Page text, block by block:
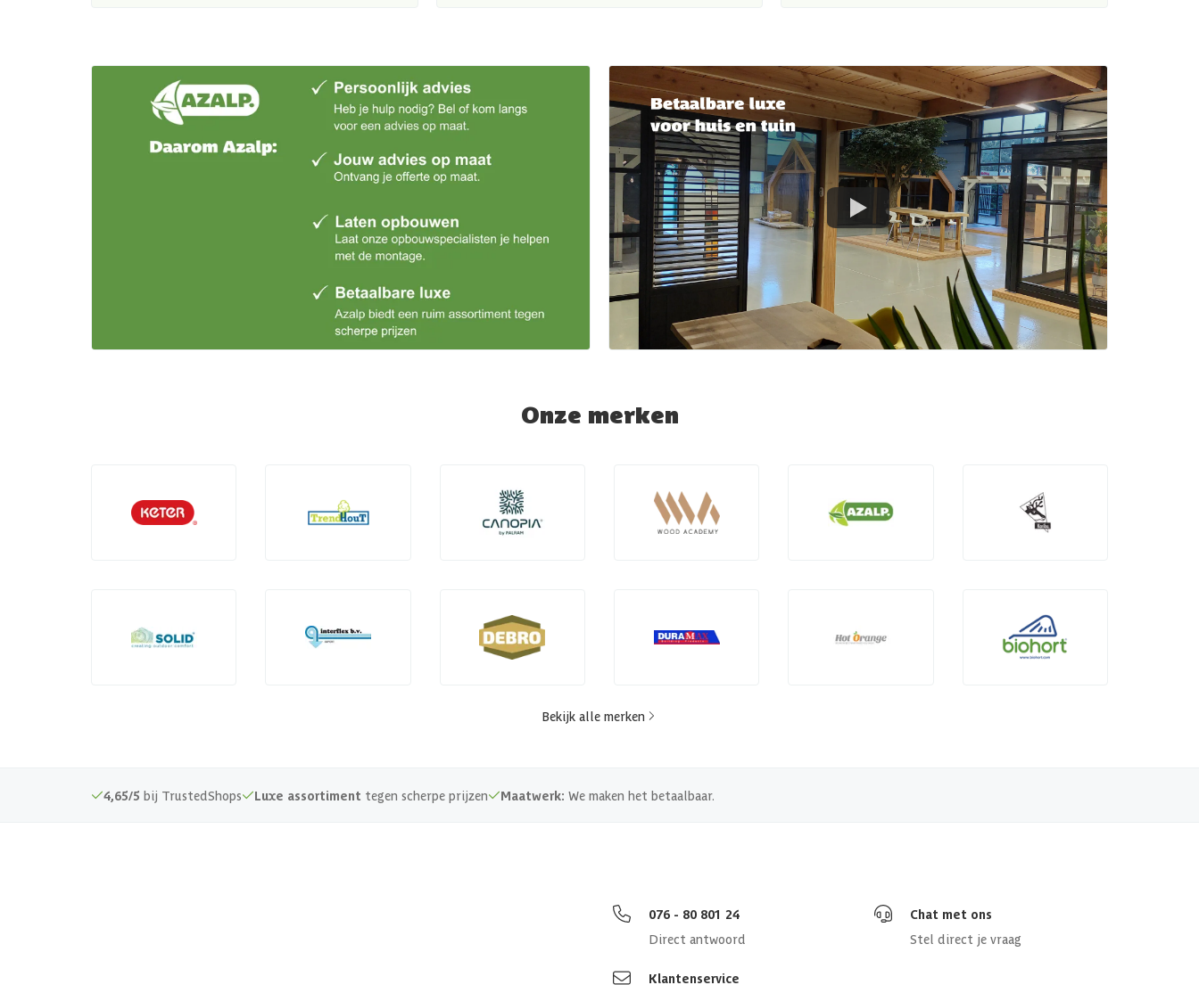
Onze merken
Bekijk alle merken
4,65/5 bij TrustedShops Luxe assortiment tegen scherpe prijzen Maatwerk: We maken het betaalbaar.
076 - 80 801 24
Direct antwoord
Chat met ons
Stel direct je vraag
Klantenservice